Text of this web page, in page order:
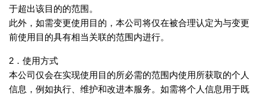
于超出该目的的范围。
此外，如需变更使用目的，本公司将仅在被合理认定为与变更
前使用目的具有相当关联的范围内进行。
2．使用方式
本公司仅会在实现使用目的所必需的范围内使用所获取的个人
信息，例如执行、维护和改进本服务。如需将个人信息用于既